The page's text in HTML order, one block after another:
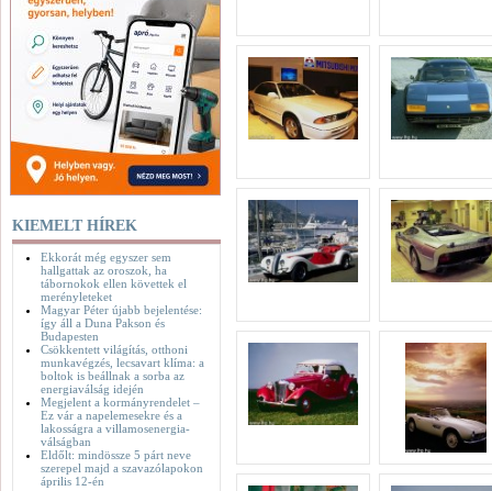
KIEMELT HÍREK
Ekkorát még egyszer sem
hallgattak az oroszok, ha
tábornokok ellen követtek el
merényleteket
Magyar Péter újabb bejelentése:
így áll a Duna Pakson és
Budapesten
Csökkentett világítás, otthoni
munkavégzés, lecsavart klíma: a
boltok is beállnak a sorba az
energiaválság idején
Megjelent a kormányrendelet –
Ez vár a napelemesekre és a
lakosságra a villamosenergia-
válságban
Eldőlt: mindössze 5 párt neve
szerepel majd a szavazólapokon
április 12-én